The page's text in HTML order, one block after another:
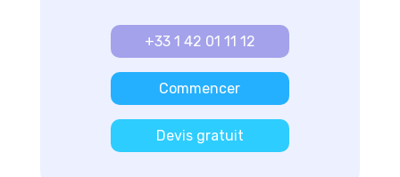
+33 1 42 01 11 12
Commencer
Devis gratuit